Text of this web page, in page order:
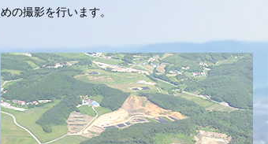
めの撮影を行います。